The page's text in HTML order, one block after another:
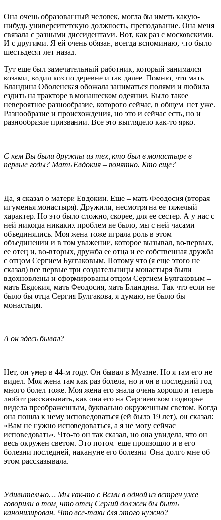
Она очень образованный человек, могла бы иметь какую-
нибудь университетскую должность, преподавание. Она меня
связала с разными диссидентами. Вот, как раз с московскими.
И с другими. Я ей очень обязан, всегда вспоминаю, что было
шестьдесят лет назад.
Тут еще был замечательный работник, который занимался
козами, водил коз по деревне и так далее. Помню, что мать
Бландина Оболенская обожала заниматься полями и любила
ездить на тракторе в монашеском одеянии. Было такое
невероятное разнообразие, которого сейчас, в общем, нет уже.
Разнообразие и происхождения, но это и сейчас есть, но и
разнообразие призваний. Все это выглядело как-то ярко.
С кем Вы были дружны из тех, кто был в монастыре в
первые годы? Мать Евдокия – понятно. Кто еще?
Да, я сказал о матери Евдокии. Еще – мать Феодосия (вторая
игуменья монастыря). Дружили, несмотря на ее тяжелый
характер. Но это было сложно, скорее, для ее сестер. А у нас с
ней никогда никаких проблем не было, мы с ней часами
объединялись. Моя жена тоже играла роль в этом
объединении и в том уважении, которое вызывал, во-первых,
ее отец и, во-вторых, дружба ее отца и ее собственная дружба
с отцом Сергием Булгаковым. Потому что (я еще этого не
сказал) все первые три создательницы монастыря были
вдохновлены и сформированы отцом Сергием Булгаковым –
мать Евдокия, мать Феодосия, мать Бландина. Так что если не
было бы отца Сергия Булгакова, я думаю, не было бы
монастыря.
А он здесь бывал?
Нет, он умер в 44-м году. Он бывал в Муазне. Но я там его не
видел. Моя жена там как раз болела, но и он в последний год
много болел тоже. Моя жена его знала очень хорошо и теперь
любит рассказывать, как она его на Сергиевском подворье
видела преображенным, буквально окруженным светом. Когда
она пошла к нему исповедоваться (ей было 19 лет), он сказал:
«Вам не нужно исповедоваться, а я не могу сейчас
исповедовать». Что-то он так сказал, но она увидела, что он
весь окружен светом. Это потом еще произошло и в его
болезни последней, накануне его болезни. Она долго мне об
этом рассказывала.
Удивительно… Мы как-то с Вами в одной из встреч уже
говорили о том, что отец Сергий должен бы быть
канонизирован. Что все-таки для этого нужно?